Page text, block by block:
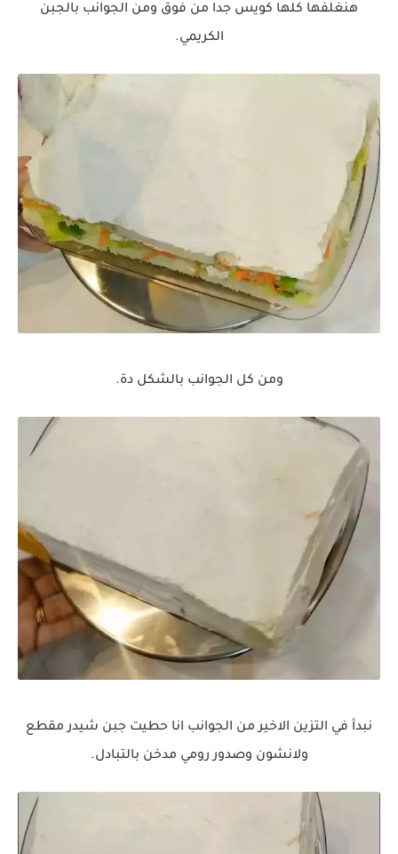
هنغلفها كلها كويس جدا من فوق ومن الجوانب بالجبن
الكريمي.
ومن كل الجوانب بالشكل دة.
نبدأ في التزين الاخير من الجوانب انا حطيت جبن شيدر مقطع
ولانشون وصدور رومي مدخن بالتبادل.